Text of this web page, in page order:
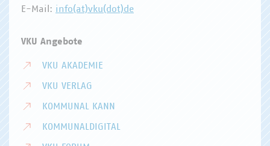
E-Mail: info(at)vku(dot)de
VKU Angebote
VKU AKADEMIE
VKU VERLAG
KOMMUNAL KANN
KOMMUNALDIGITAL